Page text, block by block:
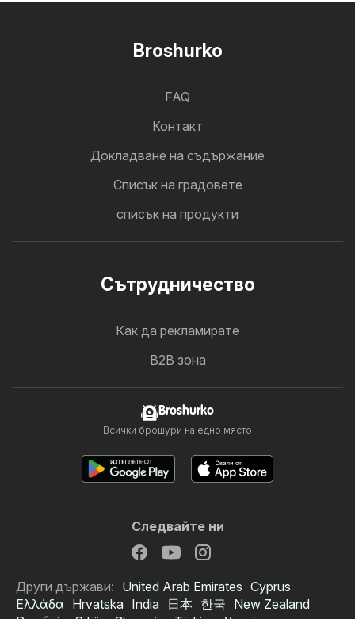
Broshurko
FAQ
Контакт
Докладване на съдържание
Cписък на градовете
списък на продукти
Cътрудничество
Как да рекламирате
B2B зона
Broshurko
Всички брошури на едно място
Следвайте ни
Други държави: United Arab Emirates Cyprus
Ελλάδα Hrvatska India 日本 한국 New Zealand